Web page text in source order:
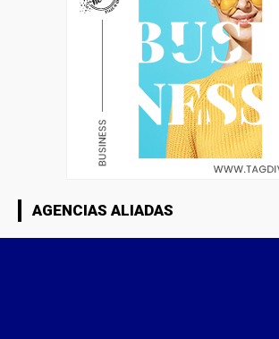
AGENCIAS ALIADAS